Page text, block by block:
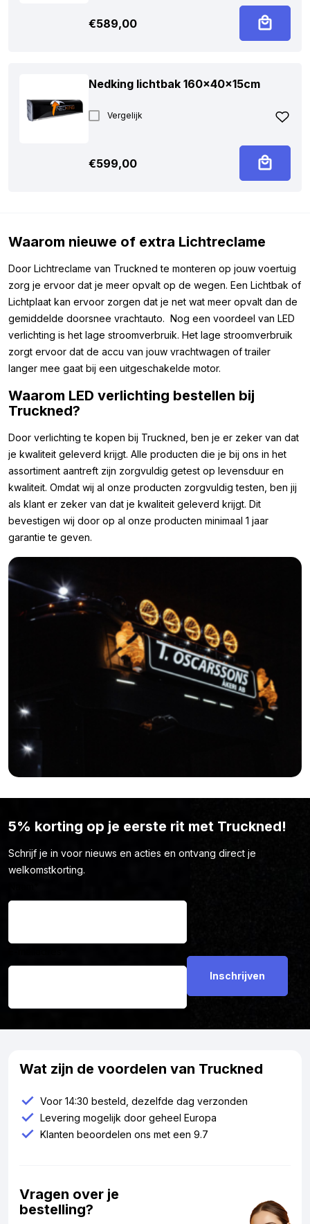
€589,00
Nedking lichtbak 160x40x15cm
Vergelijk
€599,00
Waarom nieuwe of extra Lichtreclame
Door Lichtreclame van Truckned te monteren op jouw voertuig
zorg je ervoor dat je meer opvalt op de wegen. Een Lichtbak of
Lichtplaat kan ervoor zorgen dat je net wat meer opvalt dan de
gemiddelde doorsnee vrachtauto. Nog een voordeel van LED
verlichting is het lage stroomverbruik. Het lage stroomverbruik
zorgt ervoor dat de accu van jouw vrachtwagen of trailer
langer mee gaat bij een uitgeschakelde motor.
Waarom LED verlichting bestellen bij
Truckned?
Door verlichting te kopen bij Truckned, ben je er zeker van dat
je kwaliteit geleverd krijgt. Alle producten die je bij ons in het
assortiment aantreft zijn zorgvuldig getest op levensduur en
kwaliteit. Omdat wij al onze producten zorgvuldig testen, ben jij
als klant er zeker van dat je kwaliteit geleverd krijgt. Dit
bevestigen wij door op al onze producten minimaal 1 jaar
garantie te geven.
5% korting op je eerste rit met Truckned!
Schrijf je in voor nieuws en acties en ontvang direct je
welkomstkorting.
Wat zijn de voordelen van Truckned
Voor 14:30 besteld, dezelfde dag verzonden
Levering mogelijk door geheel Europa
Klanten beoordelen ons met een 9.7
Vragen over je
bestelling?